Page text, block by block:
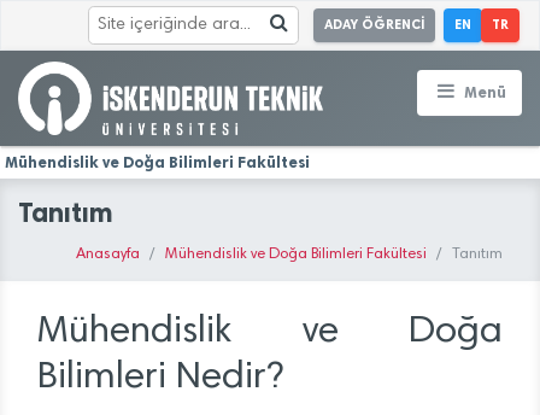
ADAY ÖĞRENCİ EN TR
Menü
Mühendislik ve Doğa Bilimleri Fakültesi
Tanıtım
Anasayfa Mühendislik ve Doğa Bilimleri Fakültesi Tanıtım
Mühendislik ve Doğa
Bilimleri Nedir?